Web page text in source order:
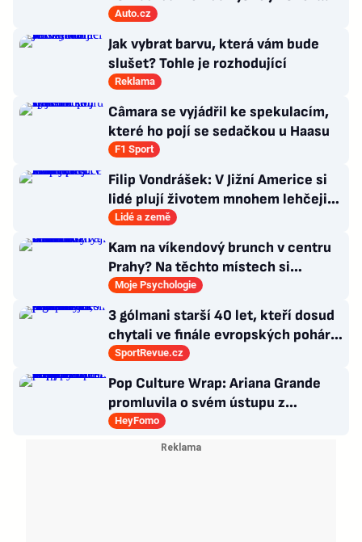
atraktivní cenovku
Auto.cz
Jak vybrat barvu, která vám bude
slušet? Tohle je rozhodující
Reklama
Câmara se vyjádřil ke spekulacím,
které ho pojí se sedačkou u Haasu
F1 Sport
Filip Vondrášek: V Jižní Americe si
lidé plují životem mnohem lehčeji,
věci tolik neřeší
Lidé a země
Kam na víkendový brunch v centru
Prahy? Na těchto místech si
dlouhou snídani užívají i místní
Moje Psychologie
3 gólmani starší 40 let, kteří dosud
chytali ve finále evropských pohárů.
Všichni odešli ze hřiště jako
poražení
SportRevue.cz
Pop Culture Wrap: Ariana Grande
promluvila o svém ústupu z
veřejného života a Sophia z
KATSEYE si dává pauzu od skupiny
HeyFomo